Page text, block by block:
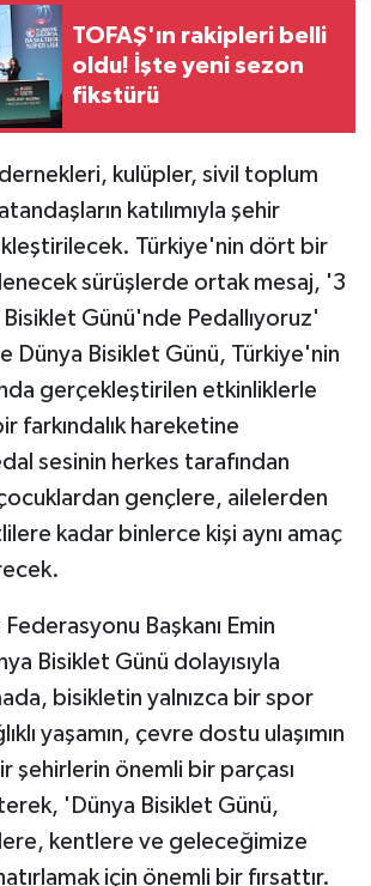
TOFAŞ'ın rakipleri belli
oldu! İşte yeni sezon
fikstürü
kulüpler, sivil toplum
katılımıyla şehir
Türkiye'nin dört bir
sürüşlerde ortak mesaj, '3
Bisiklet Günü'nde Pedallıyoruz'
Dünya Bisiklet Günü, Türkiye'nin
gerçekleştirilen etkinliklerle
farkındalık hareketine
sesinin herkes tarafından
gençlere, ailelerden
kadar binlerce kişi aynı amaç
Başkanı Emin
Bisiklet Günü dolayısıyla
bisikletin yalnızca bir spor
yaşamın, çevre dostu ulaşımın
şehirlerin önemli bir parçası
'Dünya Bisiklet Günü,
kentlere ve geleceğimize
için önemli bir fırsattır.